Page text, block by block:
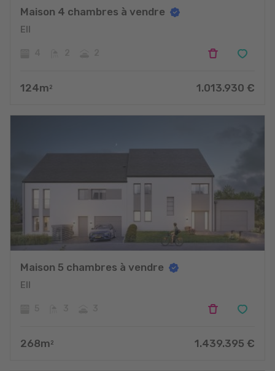
Maison 4 chambres à vendre
Ell
124m 2 1.013.930 €
Maison 5 chambres à vendre
Ell
268m 2 1.439.395 €